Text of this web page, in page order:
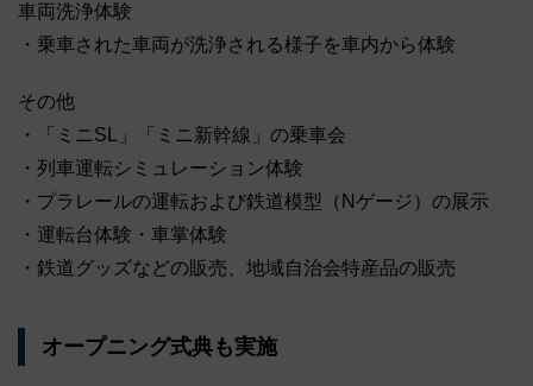
車両洗浄体験
・乗車された車両が洗浄される様子を車内から体験
その他
・「ミニSL」「ミニ新幹線」の乗車会
・列車運転シミュレーション体験
・プラレールの運転および鉄道模型（Nゲージ）の展示
・運転台体験・車掌体験
・鉄道グッズなどの販売、地域自治会特産品の販売
オープニング式典も実施